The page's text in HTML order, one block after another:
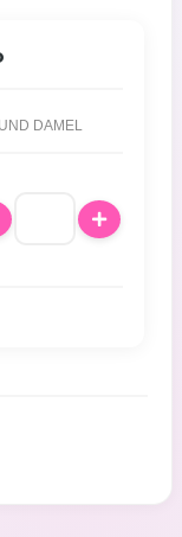
DAMEL